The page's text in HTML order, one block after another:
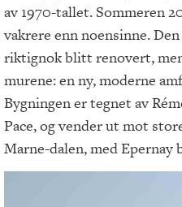
av 1970-tallet. Sommeren
vakrere enn noensinne.
riktignok blitt renovert,
murene: en ny, moderne
Bygningen er tegnet av
Pace, og vender ut mot
Marne-dalen, med Epernay